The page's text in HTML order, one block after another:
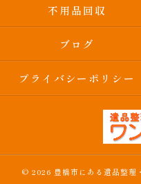
不用品回収
ブログ
プライバシーポリシー
© 2026 豊橋市にある遺品整